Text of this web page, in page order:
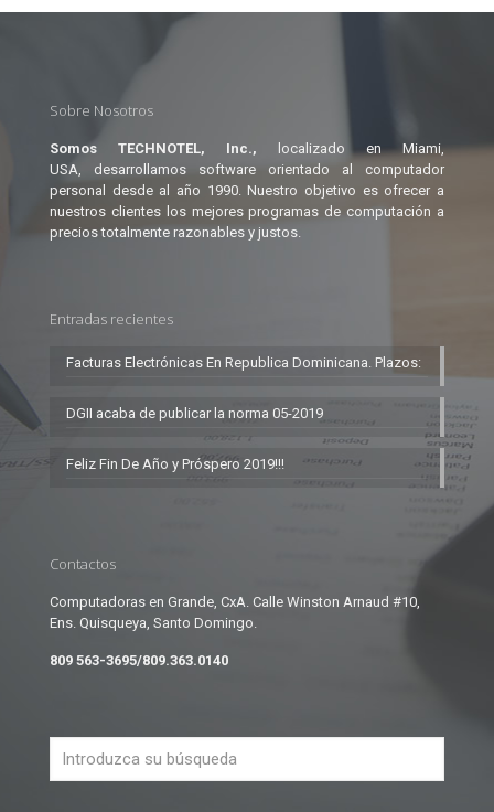
Sobre Nosotros
Somos TECHNOTEL, Inc., localizado en Miami,
USA, desarrollamos software orientado al computador
personal desde al año 1990. Nuestro objetivo es ofrecer a
nuestros clientes los mejores programas de computación a
precios totalmente razonables y justos.
Entradas recientes
Facturas Electrónicas En Republica Dominicana. Plazos:
DGII acaba de publicar la norma 05-2019
Feliz Fin De Año y Próspero 2019!!!
Contactos
Computadoras en Grande, CxA. Calle Winston Arnaud #10,
Ens. Quisqueya, Santo Domingo.
809 563-3695/809.363.0140